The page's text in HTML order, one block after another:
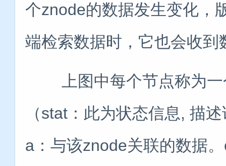
个znode的数据发生变化，
端检索数据时，它也会收到
上图中每个节点称为一
（stat：此为状态信息, 描
a：与该znode关联的数据